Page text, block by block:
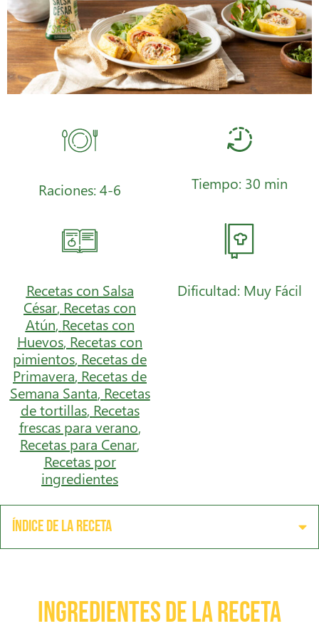
Raciones: 4-6 Tiempo: 30 min
Recetas con Salsa
César, Recetas con
Atún, Recetas con
Huevos, Recetas con
pimientos, Recetas de
Primavera, Recetas de
Semana Santa, Recetas
de tortillas, Recetas
frescas para verano,
Recetas para Cenar,
Recetas por
ingredientes
Dificultad: Muy Fácil
Índice de la receta
Ingredientes de la receta